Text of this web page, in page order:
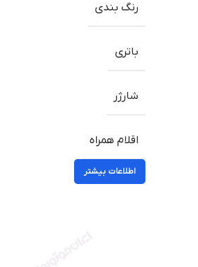
رنگ بندی
باتری
شارژر
اقلام همراه
اطلاعات بیشتر